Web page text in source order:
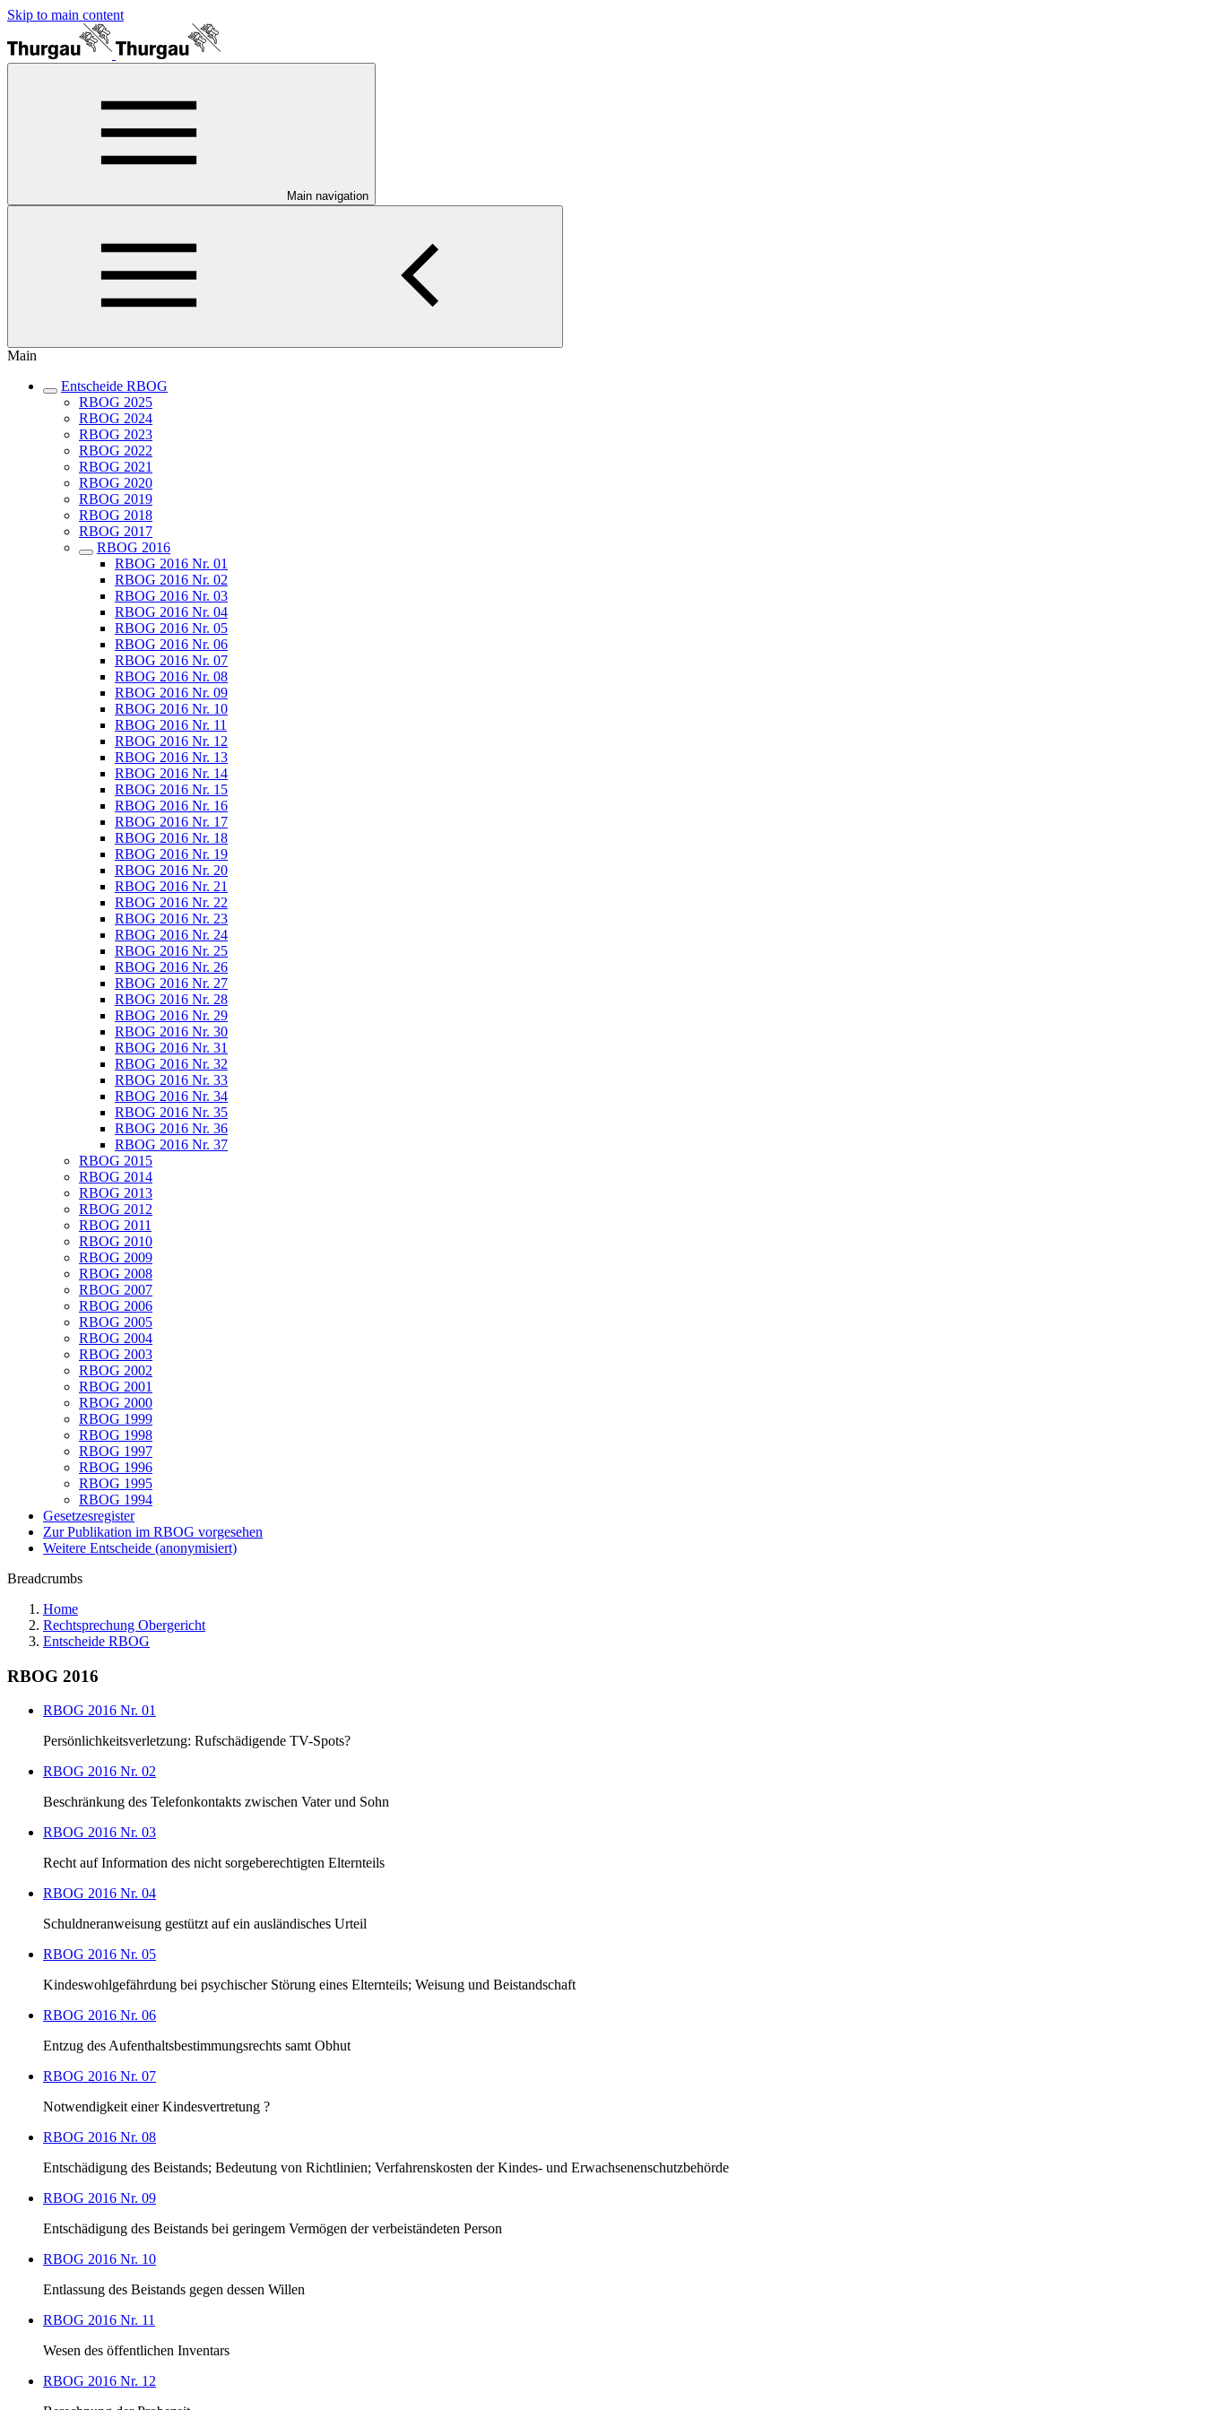
Skip to main content
Main navigation
Main
Entscheide RBOG
RBOG 2025
RBOG 2024
RBOG 2023
RBOG 2022
RBOG 2021
RBOG 2020
RBOG 2019
RBOG 2018
RBOG 2017
RBOG 2016
RBOG 2016 Nr. 01
RBOG 2016 Nr. 02
RBOG 2016 Nr. 03
RBOG 2016 Nr. 04
RBOG 2016 Nr. 05
RBOG 2016 Nr. 06
RBOG 2016 Nr. 07
RBOG 2016 Nr. 08
RBOG 2016 Nr. 09
RBOG 2016 Nr. 10
RBOG 2016 Nr. 11
RBOG 2016 Nr. 12
RBOG 2016 Nr. 13
RBOG 2016 Nr. 14
RBOG 2016 Nr. 15
RBOG 2016 Nr. 16
RBOG 2016 Nr. 17
RBOG 2016 Nr. 18
RBOG 2016 Nr. 19
RBOG 2016 Nr. 20
RBOG 2016 Nr. 21
RBOG 2016 Nr. 22
RBOG 2016 Nr. 23
RBOG 2016 Nr. 24
RBOG 2016 Nr. 25
RBOG 2016 Nr. 26
RBOG 2016 Nr. 27
RBOG 2016 Nr. 28
RBOG 2016 Nr. 29
RBOG 2016 Nr. 30
RBOG 2016 Nr. 31
RBOG 2016 Nr. 32
RBOG 2016 Nr. 33
RBOG 2016 Nr. 34
RBOG 2016 Nr. 35
RBOG 2016 Nr. 36
RBOG 2016 Nr. 37
RBOG 2015
RBOG 2014
RBOG 2013
RBOG 2012
RBOG 2011
RBOG 2010
RBOG 2009
RBOG 2008
RBOG 2007
RBOG 2006
RBOG 2005
RBOG 2004
RBOG 2003
RBOG 2002
RBOG 2001
RBOG 2000
RBOG 1999
RBOG 1998
RBOG 1997
RBOG 1996
RBOG 1995
RBOG 1994
Gesetzesregister
Zur Publikation im RBOG vorgesehen
Weitere Entscheide (anonymisiert)
Breadcrumbs
Home
Rechtsprechung Obergericht
Entscheide RBOG
RBOG 2016
RBOG 2016 Nr. 01
Persönlichkeitsverletzung: Rufschädigende TV-Spots?
RBOG 2016 Nr. 02
Beschränkung des Telefonkontakts zwischen Vater und Sohn
RBOG 2016 Nr. 03
Recht auf Information des nicht sorgeberechtigten Elternteils
RBOG 2016 Nr. 04
Schuldneranweisung gestützt auf ein ausländisches Urteil
RBOG 2016 Nr. 05
Kindeswohlgefährdung bei psychischer Störung eines Elternteils; Weisung und Beistandschaft
RBOG 2016 Nr. 06
Entzug des Aufenthaltsbestimmungsrechts samt Obhut
RBOG 2016 Nr. 07
Notwendigkeit einer Kindesvertretung ?
RBOG 2016 Nr. 08
Entschädigung des Beistands; Bedeutung von Richtlinien; Verfahrenskosten der Kindes- und Erwachsenenschutzbehörde
RBOG 2016 Nr. 09
Entschädigung des Beistands bei geringem Vermögen der verbeiständeten Person
RBOG 2016 Nr. 10
Entlassung des Beistands gegen dessen Willen
RBOG 2016 Nr. 11
Wesen des öffentlichen Inventars
RBOG 2016 Nr. 12